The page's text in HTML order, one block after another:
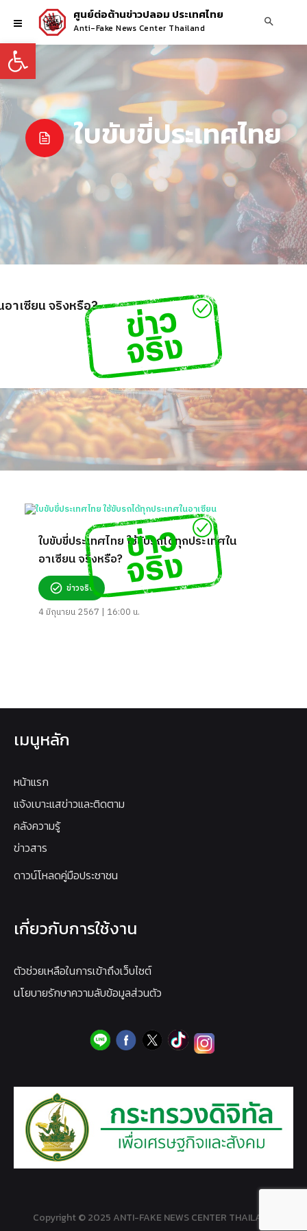
Open toolbar
ศูนย์ต่อต้านข่าวปลอม ประเทศไทย
Anti-Fake News Center Thailand
ใบขับขี่ประเทศไทย
อาเซียน จริงหรือ?
ใบขับขี่ประเทศไทย ใช้ขับรถได้ทุกประเทศใน
อาเซียน จริงหรือ?
ข่าวจริง
4 มิถุนายน 2567 | 16:00 น.
เมนูหลัก
หน้าแรก
แจ้งเบาะแสข่าวและติดตาม
คลังความรู้
ข่าวสาร
ดาวน์โหลดคู่มือประชาชน
เกี่ยวกับการใช้งาน
ตัวช่วยเหลือในการเข้าถึงเว็บไซต์
นโยบายรักษาความลับข้อมูลส่วนตัว
Copyright © 2025 ANTI-FAKE NEWS CENTER THAILAND